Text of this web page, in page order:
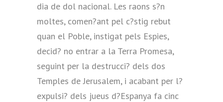
dia de dol nacional. Les raons s?n
moltes, comen?ant pel c?stig rebut
quan el Poble, instigat pels Espies,
decid? no entrar a la Terra Promesa,
seguint per la destrucci? dels dos
Temples de Jerusalem, i acabant per l?
expulsi? dels jueus d?Espanya fa cinc